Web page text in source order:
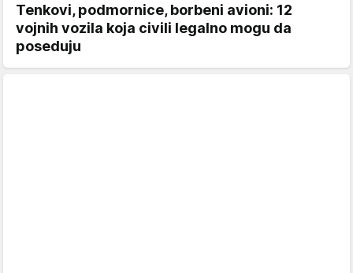
Tenkovi, podmornice, borbeni avioni: 12
vojnih vozila koja civili legalno mogu da
poseduju